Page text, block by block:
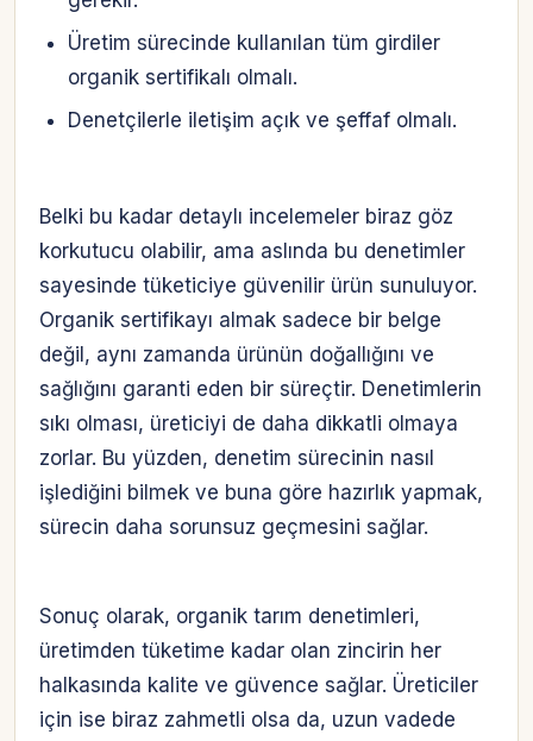
Üretim sürecinde kullanılan tüm girdiler
organik sertifikalı olmalı.
Denetçilerle iletişim açık ve şeffaf olmalı.
Belki bu kadar detaylı incelemeler biraz göz
korkutucu olabilir, ama aslında bu denetimler
sayesinde tüketiciye güvenilir ürün sunuluyor.
Organik sertifikayı almak sadece bir belge
değil, aynı zamanda ürünün doğallığını ve
sağlığını garanti eden bir süreçtir. Denetimlerin
sıkı olması, üreticiyi de daha dikkatli olmaya
zorlar. Bu yüzden, denetim sürecinin nasıl
işlediğini bilmek ve buna göre hazırlık yapmak,
sürecin daha sorunsuz geçmesini sağlar.
Sonuç olarak, organik tarım denetimleri,
üretimden tüketime kadar olan zincirin her
halkasında kalite ve güvence sağlar. Üreticiler
için ise biraz zahmetli olsa da, uzun vadede